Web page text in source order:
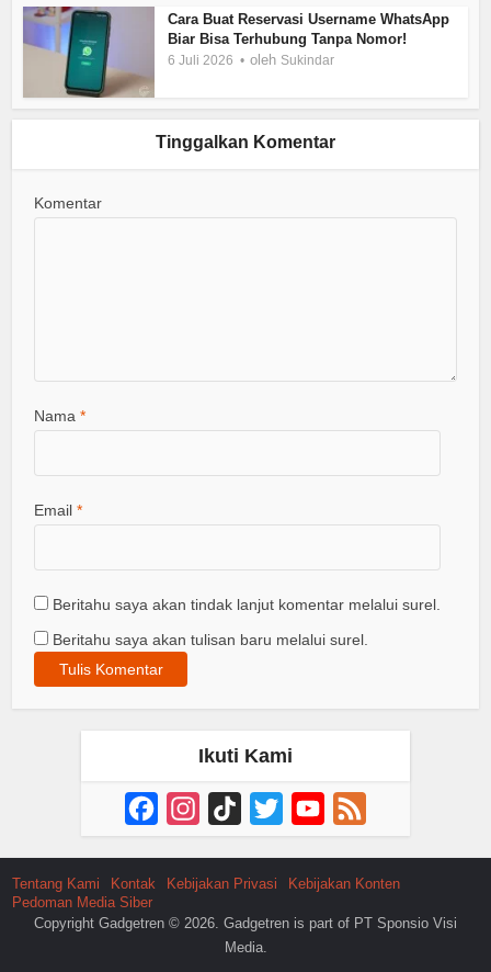
Cara Buat Reservasi Username WhatsApp
Biar Bisa Terhubung Tanpa Nomor!
6 Juli 2026 oleh Sukindar
Tinggalkan Komentar
Komentar
Nama*
Email*
Beritahu saya akan tindak lanjut komentar melalui surel.
Beritahu saya akan tulisan baru melalui surel.
Ikuti Kami
FacebookInstagram
TikTok Twitter YouTube
Channel
Tentang Kami Kontak Kebijakan Privasi
Kebijakan Konten
Pedoman Media Siber
Copyright Gadgetren © 2026. Gadgetren is part of PT Sponsio Visi
Media.